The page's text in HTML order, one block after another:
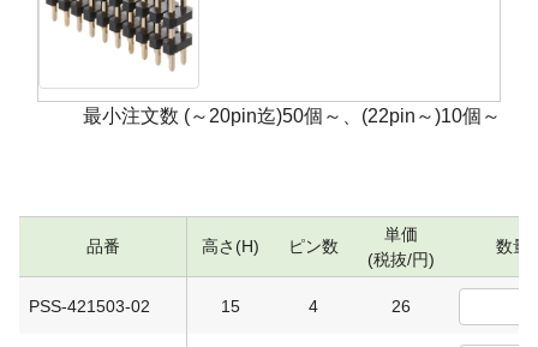
最小注文数 (～20pin迄)50個～、(22pin～)10個～
品番 高さ(H) ピン数
単価
(税抜/円)
数量
PSS-421503-02 15 4 26